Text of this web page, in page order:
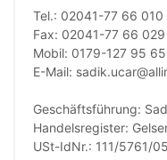
Tel.: 02041-77 66 010
Fax: 02041-77 66 029
Mobil: 0179-127 95 65
E-Mail:
Geschäftsführung:
Handelsregister:
USt-IdNr.: 111/5761/